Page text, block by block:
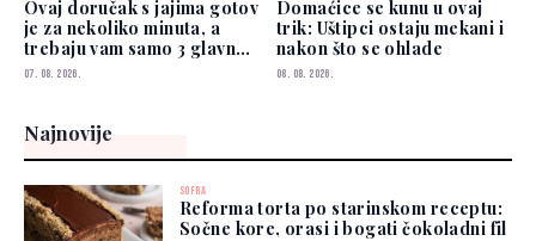
Ovaj doručak s jajima gotov
je za nekoliko minuta, a
trebaju vam samo 3 glavna
sastojka
07. 08. 2026.
Domaćice se kunu u ovaj
trik: Uštipci ostaju mekani i
nakon što se ohlade
08. 08. 2026.
Najnovije
SOFRA
Reforma torta po starinskom receptu:
Sočne kore, orasi i bogati čokoladni fil